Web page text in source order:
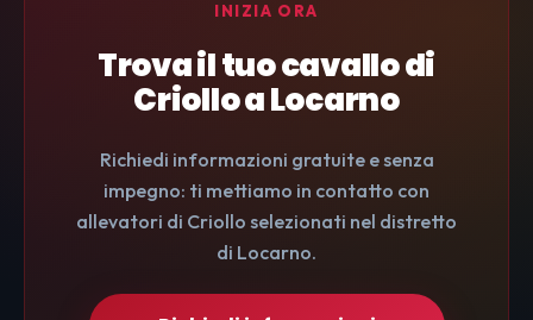
INIZIA ORA
Trova il tuo cavallo di
Criollo a Locarno
Richiedi informazioni gratuite e senza
impegno: ti mettiamo in contatto con
allevatori di Criollo selezionati nel distretto
di Locarno.